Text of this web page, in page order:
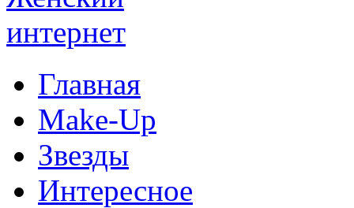
Главная
Make-Up
Звезды
Интересное